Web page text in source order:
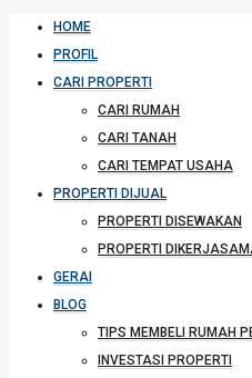
HOME
PROFIL
CARI PROPERTI
CARI RUMAH
CARI TANAH
CARI TEMPAT USAHA
PROPERTI DIJUAL
PROPERTI DISEWAKAN
PROPERTI
GERAI
BLOG
TIPS MEMBELI RUMAH
INVESTASI PROPERTI